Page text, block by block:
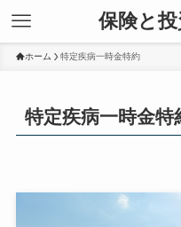
保険と
ホーム 特定疾病一時金特約
特定疾病一時金特